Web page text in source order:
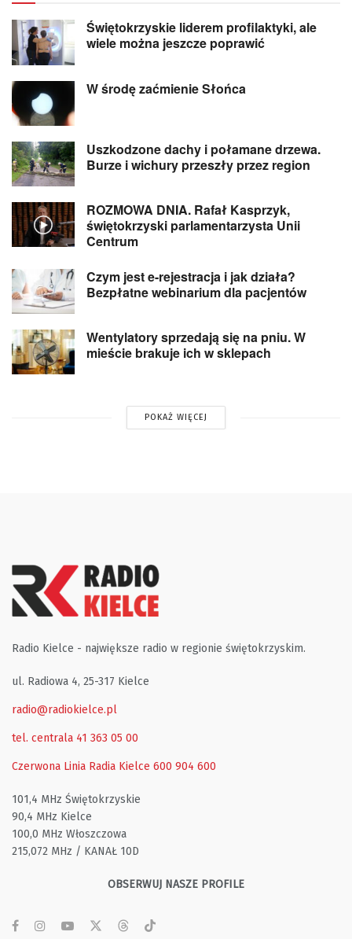
Świętokrzyskie liderem profilaktyki, ale
wiele można jeszcze poprawić
W środę zaćmienie Słońca
Uszkodzone dachy i połamane drzewa.
Burze i wichury przeszły przez region
ROZMOWA DNIA. Rafał Kasprzyk,
świętokrzyski parlamentarzysta Unii
Centrum
Czym jest e-rejestracja i jak działa?
Bezpłatne webinarium dla pacjentów
Wentylatory sprzedają się na pniu. W
mieście brakuje ich w sklepach
POKAŻ WIĘCEJ
Radio Kielce - największe radio w regionie świętokrzyskim.
ul. Radiowa 4, 25-317 Kielce
radio@radiokielce.pl
tel. centrala 41 363 05 00
Czerwona Linia Radia Kielce 600 904 600
101,4 MHz Świętokrzyskie
90,4 MHz Kielce
100,0 MHz Włoszczowa
215,072 MHz / KANAŁ 10D
OBSERWUJ NASZE PROFILE